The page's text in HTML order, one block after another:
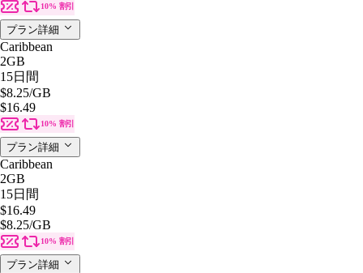
10% 割引
プラン詳細
Caribbean
2GB
15日間
$8.25/GB
$16.49
10% 割引
プラン詳細
Caribbean
2GB
15日間
$16.49
$8.25/GB
10% 割引
プラン詳細